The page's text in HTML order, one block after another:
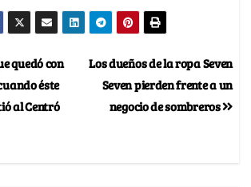
Los dueños de la ropa Seven
Seven pierden frente a un
negocio de sombreros
quedó con
éste
al Centró